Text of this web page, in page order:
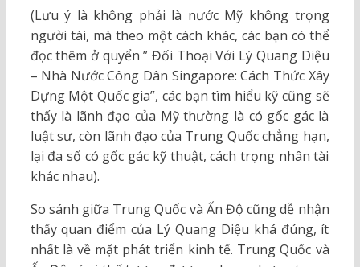
(Lưu ý là không phải là nước Mỹ không trọng
người tài, mà theo một cách khác, các bạn có thể
đọc thêm ở quyển ” Đối Thoại Với Lý Quang Diệu
– Nhà Nước Công Dân Singapore: Cách Thức Xây
Dựng Một Quốc gia”, các bạn tìm hiểu kỹ cũng sẽ
thấy là lãnh đạo của Mỹ thường là có gốc gác là
luật sư, còn lãnh đạo của Trung Quốc chẳng hạn,
lại đa số có gốc gác kỹ thuật, cách trọng nhân tài
khác nhau).
So sánh giữa Trung Quốc và Ấn Độ cũng dễ nhận
thấy quan điểm của Lý Quang Diệu khá đúng, ít
nhất là về mặt phát triển kinh tế. Trung Quốc và